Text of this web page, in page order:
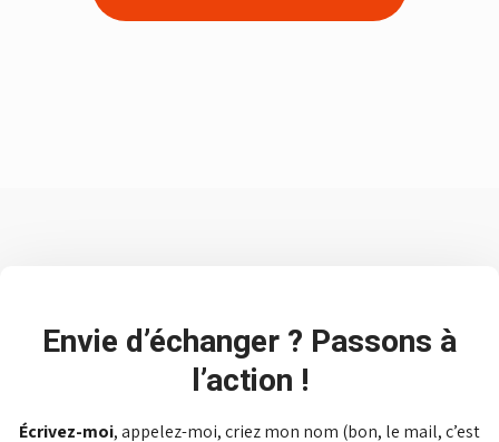
Envie d’échanger ? Passons à
l’action !
Écrivez-moi, appelez-moi, criez mon nom (bon, le mail, c’est